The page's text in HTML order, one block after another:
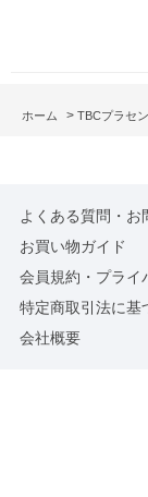
ホーム > TBCプラセ
よくある質問・お
お買い物ガイド
会員規約・プライ
特定商取引法に基
会社概要